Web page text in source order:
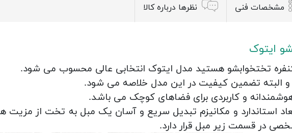
مشخصات فنی نظرها درباره کالا
ایتوک
تختخوابشو هستید مدل ایتوک انتخابی عالی محسوب می شود.
و البته تضمین کیفیت در این مدل خلاصه می شود.
و کاربردی برای فضاهای کوچک می باشد.
استاندارد و مکانیزم تبدیل سریع و آسان یک مبل به تخت از
در قسمت زیر مبل قرار دارد.